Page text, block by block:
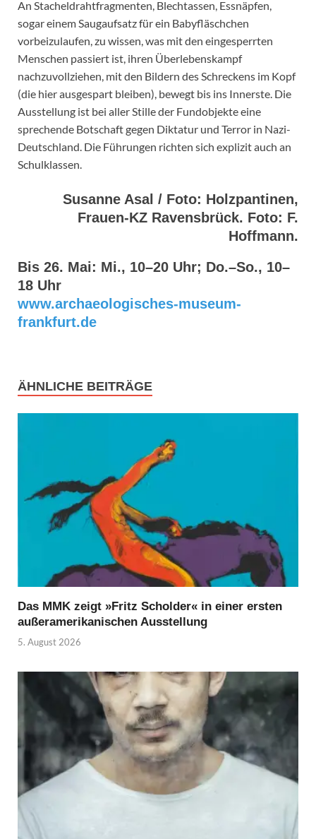
An Stacheldrahtfragmenten, Blechtassen, Essnäpfen,
sogar einem Saugaufsatz für ein Babyfläschchen
vorbeizulaufen, zu wissen, was mit den eingesperrten
Menschen passiert ist, ihren Überlebenskampf
nachzuvollziehen, mit den Bildern des Schreckens im Kopf
(die hier ausgespart bleiben), bewegt bis ins Innerste. Die
Ausstellung ist bei aller Stille der Fundobjekte eine
sprechende Botschaft gegen Diktatur und Terror in Nazi-
Deutschland. Die Führungen richten sich explizit auch an
Schulklassen.
Susanne Asal / Foto: Holzpantinen,
Frauen-KZ Ravensbrück. Foto: F.
Hoffmann.
Bis 26. Mai: Mi., 10–20 Uhr; Do.–So., 10–
18 Uhr
www.archaeologisches-museum-
frankfurt.de
ÄHNLICHE BEITRÄGE
Das MMK zeigt »Fritz Scholder« in einer ersten
außeramerikanischen Ausstellung
5. August 2026